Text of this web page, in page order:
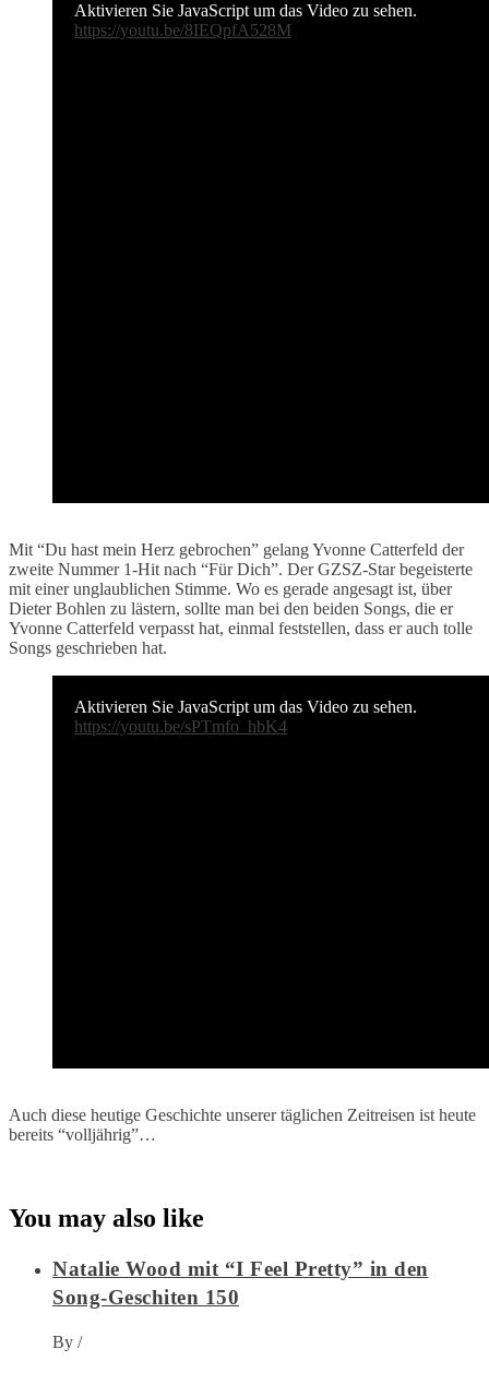
Aktivieren Sie JavaScript um das Video zu sehen.
https://youtu.be/8IEQpfA528M
Mit “Du hast mein Herz gebrochen” gelang Yvonne Catterfeld der
zweite Nummer 1-Hit nach “Für Dich”. Der GZSZ-Star begeisterte
mit einer unglaublichen Stimme. Wo es gerade angesagt ist, über
Dieter Bohlen zu lästern, sollte man bei den beiden Songs, die er
Yvonne Catterfeld verpasst hat, einmal feststellen, dass er auch tolle
Songs geschrieben hat.
Aktivieren Sie JavaScript um das Video zu sehen.
https://youtu.be/sPTmfo_hbK4
Auch diese heutige Geschichte unserer täglichen Zeitreisen ist heute
bereits “volljährig”…
You may also like
Natalie Wood mit “I Feel Pretty” in den
Song-Geschiten 150
By /